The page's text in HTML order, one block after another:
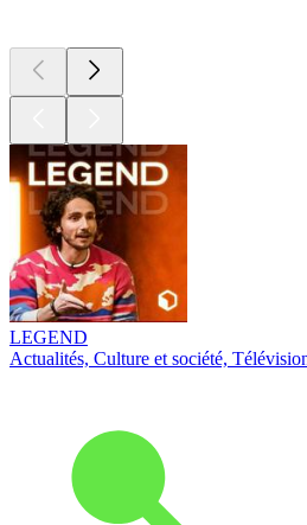
LEGEND
Actualités, Culture et société,